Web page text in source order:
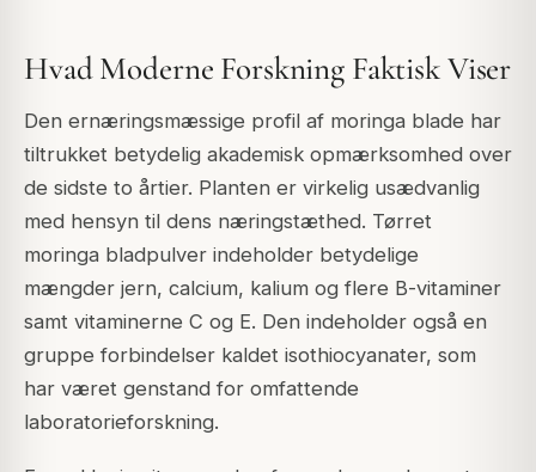
Hvad Moderne Forskning Faktisk Viser
Den ernæringsmæssige profil af moringa blade har
tiltrukket betydelig akademisk opmærksomhed over
de sidste to årtier. Planten er virkelig usædvanlig
med hensyn til dens næringstæthed. Tørret
moringa bladpulver indeholder betydelige
mængder jern, calcium, kalium og flere B-vitaminer
samt vitaminerne C og E. Den indeholder også en
gruppe forbindelser kaldet isothiocyanater, som
har været genstand for omfattende
laboratorieforskning.